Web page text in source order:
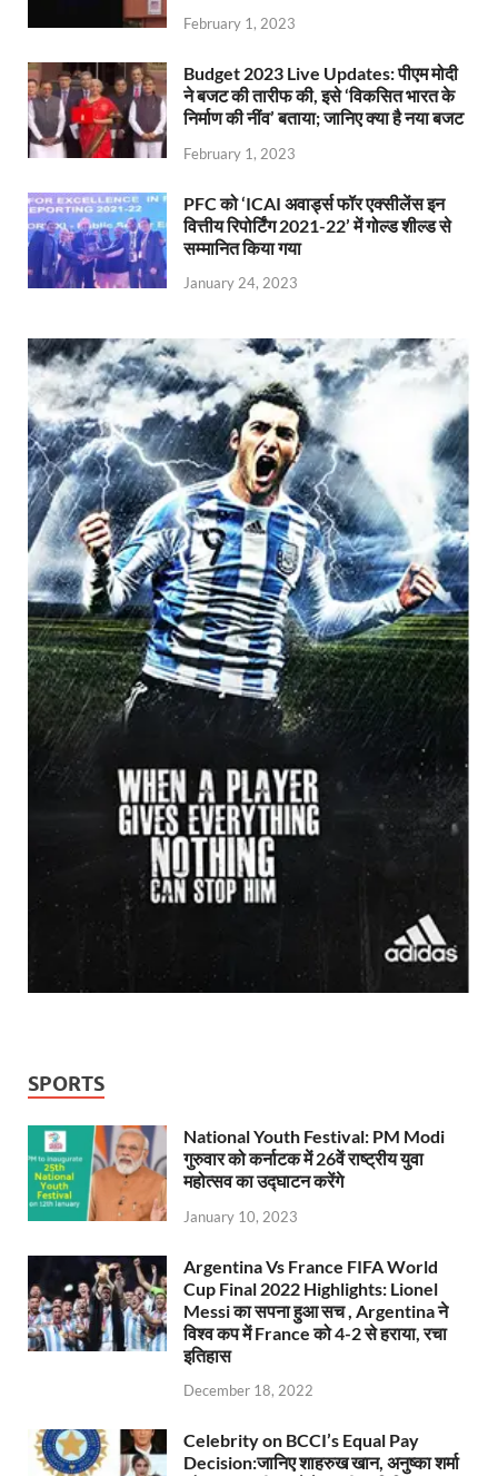
February 1, 2023
Budget 2023 Live Updates: पीएम मोदी
ने बजट की तारीफ की, इसे ‘विकसित भारत के
निर्माण की नींव’ बताया; जानिए क्या है नया बजट
February 1, 2023
PFC को ‘ICAI अवार्ड्स फॉर एक्सीलेंस इन
वित्तीय रिपोर्टिंग 2021-22’ में गोल्ड शील्ड से
सम्मानित किया गया
January 24, 2023
SPORTS
National Youth Festival: PM Modi
गुरुवार को कर्नाटक में 26वें राष्ट्रीय युवा
महोत्सव का उद्घाटन करेंगे
January 10, 2023
Argentina Vs France FIFA World
Cup Final 2022 Highlights: Lionel
Messi का सपना हुआ सच , Argentina ने
विश्व कप में France को 4-2 से हराया, रचा
इतिहास
December 18, 2022
Celebrity on BCCI’s Equal Pay
Decision:जानिए शाहरुख खान, अनुष्का शर्मा